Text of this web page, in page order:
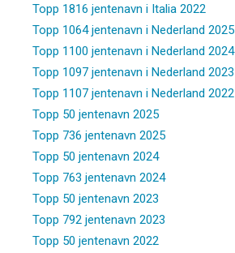
Topp 1816 jentenavn i Italia 2022
Topp 1064 jentenavn i Nederland 2025
Topp 1100 jentenavn i Nederland 2024
Topp 1097 jentenavn i Nederland 2023
Topp 1107 jentenavn i Nederland 2022
Topp 50 jentenavn 2025
Topp 736 jentenavn 2025
Topp 50 jentenavn 2024
Topp 763 jentenavn 2024
Topp 50 jentenavn 2023
Topp 792 jentenavn 2023
Topp 50 jentenavn 2022